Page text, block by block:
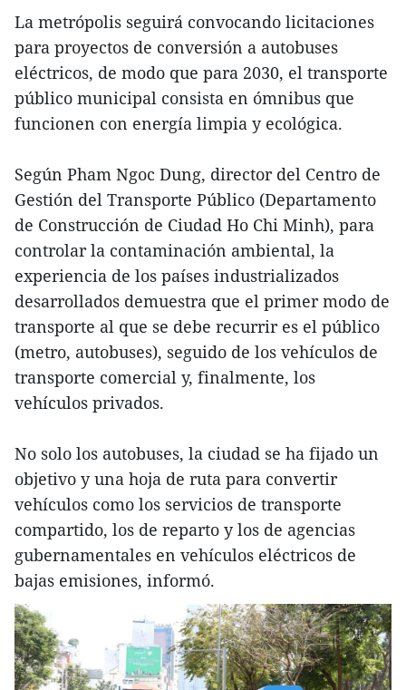
La metrópolis seguirá convocando licitaciones
para proyectos de conversión a autobuses
eléctricos, de modo que para 2030, el transporte
público municipal consista en ómnibus que
funcionen con energía limpia y ecológica.
Según Pham Ngoc Dung, director del Centro de
Gestión del Transporte Público (Departamento
de Construcción de Ciudad Ho Chi Minh), para
controlar la contaminación ambiental, la
experiencia de los países industrializados
desarrollados demuestra que el primer modo de
transporte al que se debe recurrir es el público
(metro, autobuses), seguido de los vehículos de
transporte comercial y, finalmente, los
vehículos privados.
No solo los autobuses, la ciudad se ha fijado un
objetivo y una hoja de ruta para convertir
vehículos como los servicios de transporte
compartido, los de reparto y los de agencias
gubernamentales en vehículos eléctricos de
bajas emisiones, informó.